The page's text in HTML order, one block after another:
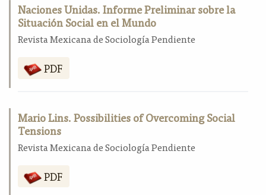
Naciones Unidas. Informe Preliminar sobre la
Situación Social en el Mundo
Revista Mexicana de Sociología Pendiente
PDF
Mario Lins. Possibilities of Overcoming Social
Tensions
Revista Mexicana de Sociología Pendiente
PDF